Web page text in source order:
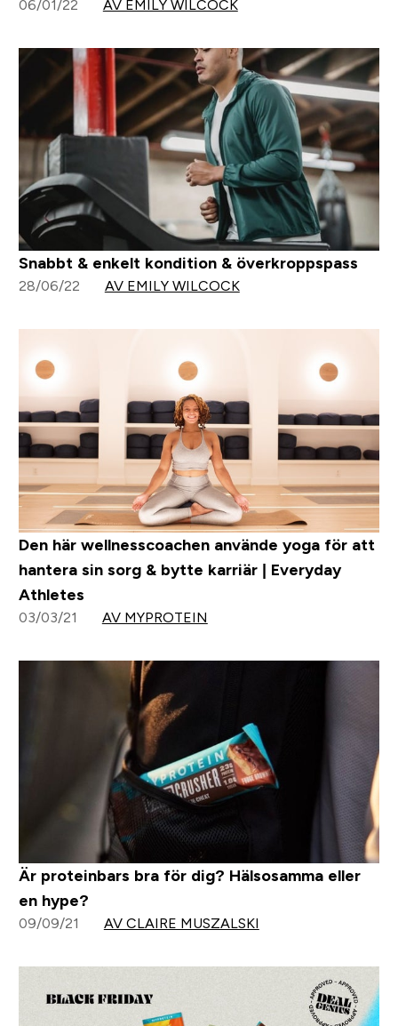
06/01/22 AV EMILY WILCOCK
Snabbt & enkelt kondition & överkroppspass
28/06/22 AV EMILY WILCOCK
Den här wellnesscoachen använde yoga för att
hantera sin sorg & bytte karriär | Everyday
Athletes
03/03/21 AV MYPROTEIN
Är proteinbars bra för dig? Hälsosamma eller
en hype?
09/09/21 AV CLAIRE MUSZALSKI